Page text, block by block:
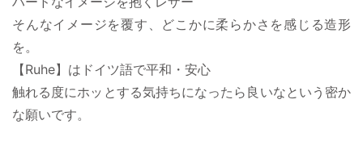
そんなイメージを覆す、どこかに柔らかさを感じる造形
を。
【Ruhe】はドイツ語で平和・安心
触れる度にホッとする気持ちになったら良いなという密か
な願いです。